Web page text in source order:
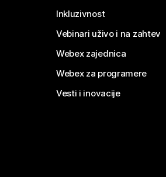
Inkluzivnost
Vebinari uživo i na zahtev
Webex zajednica
Webex za programere
Vesti i inovacije